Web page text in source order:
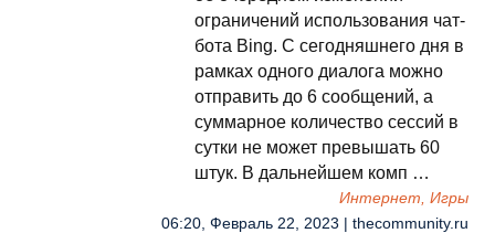
ограничений использования чат-
бота Bing. С сегодняшнего дня в
рамках одного диалога можно
отправить до 6 сообщений, а
суммарное количество сессий в
сутки не может превышать 60
штук. В дальнейшем комп …
Интернет, Игры
06:20, Февраль 22, 2023 | thecommunity.ru